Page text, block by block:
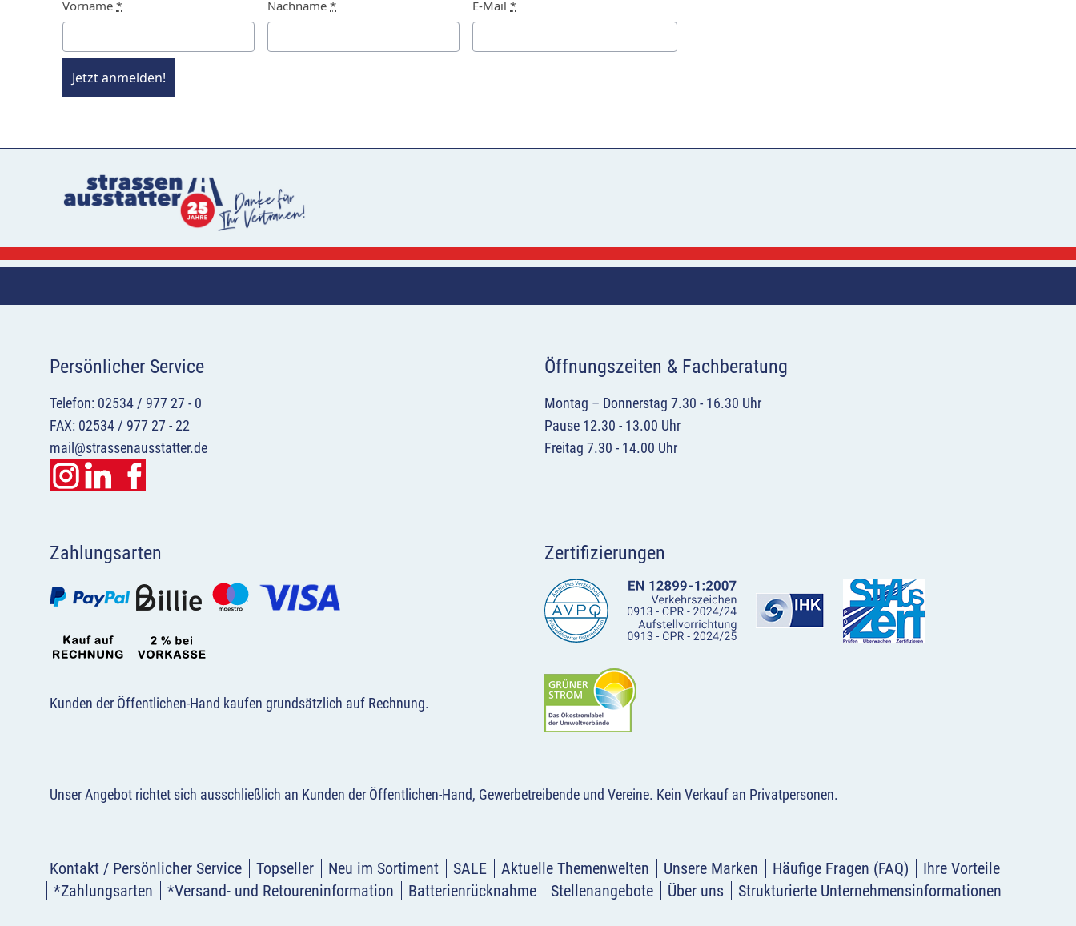
Vorname * Nachname * E-Mail *
Jetzt anmelden!
Persönlicher Service
Telefon: 02534 / 977 27 - 0
FAX: 02534 / 977 27 - 22
mail@strassenausstatter.de
Öffnungszeiten & Fachberatung
Montag – Donnerstag 7.30 - 16.30 Uhr
Pause 12.30 - 13.00 Uhr
Freitag 7.30 - 14.00 Uhr
Zahlungsarten
Kunden der Öffentlichen-Hand kaufen grundsätzlich auf Rechnung.
Zertifizierungen
Unser Angebot richtet sich ausschließlich an Kunden der Öffentlichen-Hand, Gewerbetreibende und Vereine. Kein Verkauf an Privatpersonen.
Kontakt / Persönlicher Service Topseller Neu im Sortiment SALE Aktuelle Themenwelten Unsere Marken Häufige Fragen (FAQ)
Ihre Vorteile
*Zahlungsarten
*Versand- und Retoureninformation Batterienrücknahme Stellenangebote Über uns Strukturierte Unternehmensinformationen